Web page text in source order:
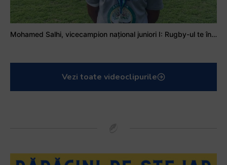
Mohamed Salhi, vicecampion național juniori I: Rugby-ul te învață să accepți și înfrângerile
Vezi toate videoclipurile